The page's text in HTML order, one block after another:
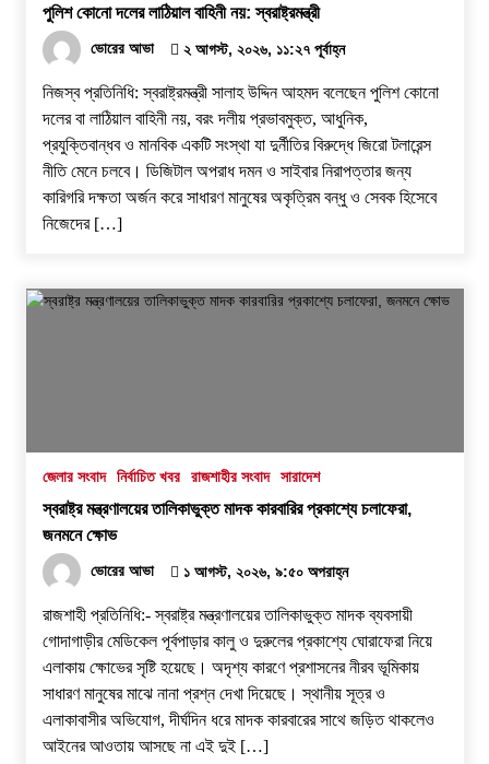
পুলিশ কোনো দলের লাঠিয়াল বাহিনী নয়: স্বরাষ্ট্রমন্ত্রী
ভোরের আভা ২ আগস্ট, ২০২৬, ১১:২৭ পূর্বাহ্ন
নিজস্ব প্রতিনিধি: স্বরাষ্ট্রমন্ত্রী সালাহ উদ্দিন আহমদ বলেছেন পুলিশ কোনো
দলের বা লাঠিয়াল বাহিনী নয়, বরং দলীয় প্রভাবমুক্ত, আধুনিক,
প্রযুক্তিবান্ধব ও মানবিক একটি সংস্থা যা দুর্নীতির বিরুদ্ধে জিরো টলারেন্স
নীতি মেনে চলবে। ডিজিটাল অপরাধ দমন ও সাইবার নিরাপত্তার জন্য
কারিগরি দক্ষতা অর্জন করে সাধারণ মানুষের অকৃত্রিম বন্ধু ও সেবক হিসেবে
নিজেদের […]
জেলার সংবাদ নির্বাচিত খবর রাজশাহীর সংবাদ সারাদেশ
স্বরাষ্ট্র মন্ত্রণালয়ের তালিকাভুক্ত মাদক কারবারির প্রকাশ্যে চলাফেরা,
জনমনে ক্ষোভ
ভোরের আভা ১ আগস্ট, ২০২৬, ৯:৫০ অপরাহ্ন
রাজশাহী প্রতিনিধি:- স্বরাষ্ট্র মন্ত্রণালয়ের তালিকাভুক্ত মাদক ব্যবসায়ী
গোদাগাড়ীর মেডিকেল পূর্বপাড়ার কালু ও দুরুলের প্রকাশ্যে ঘোরাফেরা নিয়ে
এলাকায় ক্ষোভের সৃষ্টি হয়েছে। অদৃশ্য কারণে প্রশাসনের নীরব ভূমিকায়
সাধারণ মানুষের মাঝে নানা প্রশ্ন দেখা দিয়েছে। স্থানীয় সূত্র ও
এলাকাবাসীর অভিযোগ, দীর্ঘদিন ধরে মাদক কারবারের সাথে জড়িত থাকলেও
আইনের আওতায় আসছে না এই দুই […]